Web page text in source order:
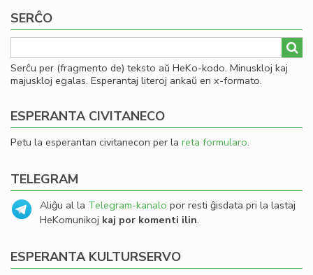
SERĈO
Serĉu per (fragmento de) teksto aŭ HeKo-kodo. Minuskloj kaj
majuskloj egalas. Esperantaj literoj ankaŭ en x-formato.
ESPERANTA CIVITANECO
Petu la esperantan civitanecon per la reta formularo.
TELEGRAM
Aliĝu al la Telegram-kanalo por resti ĝisdata pri la lastaj
HeKomunikoj kaj por komenti ilin.
ESPERANTA KULTURSERVO